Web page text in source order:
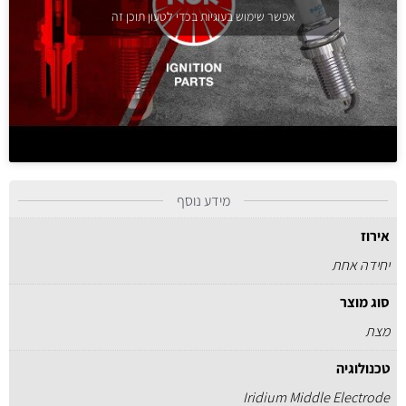
אפשר שימוש בעוגיות בכדי לטעון תוכן זה
מידע נוסף
אירוז
יחידה אחת
סוג מוצר
מצת
טכנולוגיה
Iridium Middle Electrode